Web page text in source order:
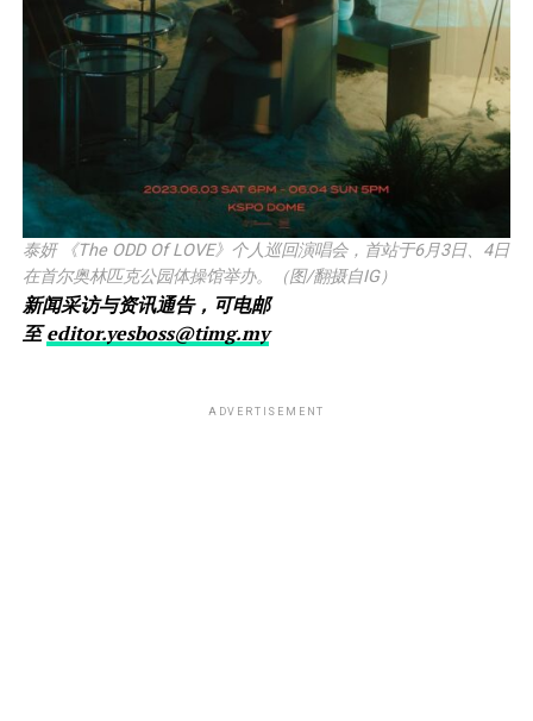
泰妍 《The ODD Of LOVE》个人巡回演唱会，首站于6月3日、4日
在首尔奥林匹克公园体操馆举办。（图/翻摄自IG）
新闻采访与资讯通告，可电邮
至editor.yesboss@timg.my
ADVERTISEMENT